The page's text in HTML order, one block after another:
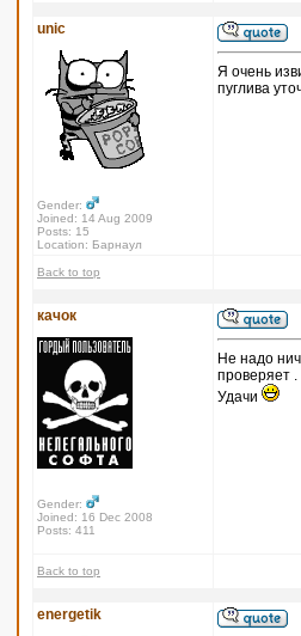
unic
Gender:
Joined: 14 Aug 2009
Posts: 15
Location: Барнаул
Я очень
пуглива
Back to top
качок
Gender:
Joined: 16 Dec 2008
Posts: 411
Не надо
проверяет .
Удачи
Back to top
energetik